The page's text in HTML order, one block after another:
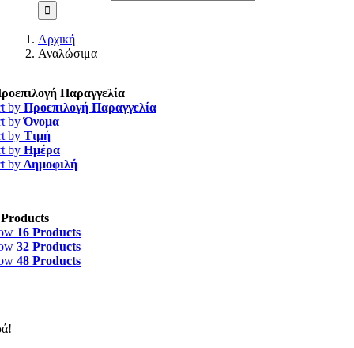
Αρχική
Αναλώσιμα
Παραγγελία
by Προεπιλογή Παραγγελία
byΌνομα
by Τιμή
by Ημέρα
by Δημοφιλή
16 Products
32 Products
48 Products